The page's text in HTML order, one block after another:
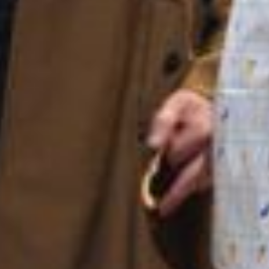
TEATRO KASA
KARJERA IR SAVANORYSTĖ
-